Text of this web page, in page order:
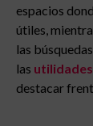
espacios
útiles,
las
las
destacar